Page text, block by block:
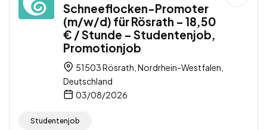
Schneeflocken-Promoter
(m/w/d) für Rösrath – 18,50
€ / Stunde – Studentenjob,
Promotionjob
51503 Rösrath, Nordrhein-Westfalen,
Deutschland
03/08/2026
Studentenjob